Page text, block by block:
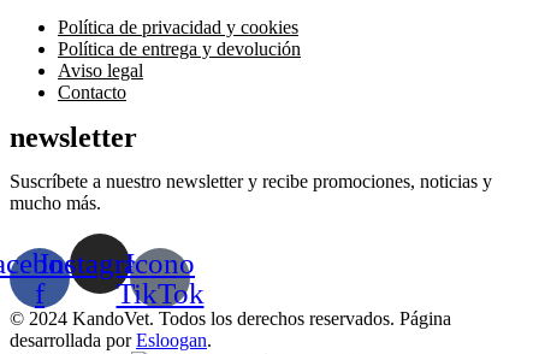
Menú
Política de privacidad y cookies
Política de entrega y devolución
Aviso legal
Contacto
newsletter
Suscríbete a nuestro newsletter y recibe promociones, noticias y
mucho más.
f
InstagramIcono
TikTok
© 2024 KandoVet. Todos los derechos reservados. Página
desarrollada porEsloogan.